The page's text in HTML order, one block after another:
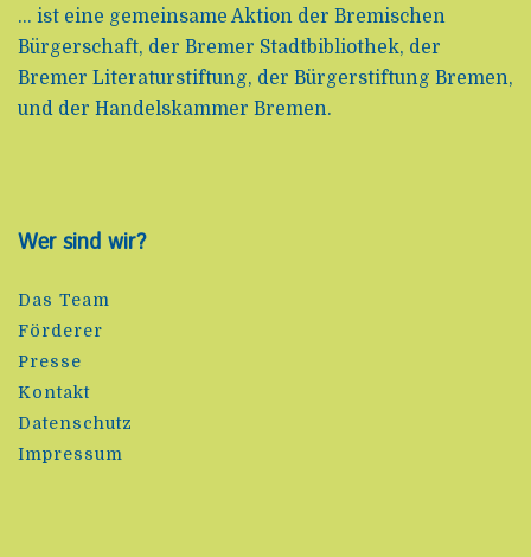
... ist eine gemeinsame Aktion der Bremischen
Bürgerschaft, der Bremer Stadtbibliothek, der
Bremer Literaturstiftung, der Bürgerstiftung Bremen,
und der Handelskammer Bremen.
Wer sind wir?
Das Team
Förderer
Presse
Kontakt
Datenschutz
Impressum